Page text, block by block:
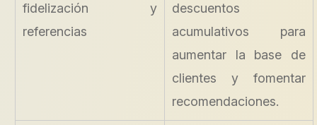
fidelización y
referencias
descuentos
acumulativos para
aumentar la base de
clientes y fomentar
recomendaciones.